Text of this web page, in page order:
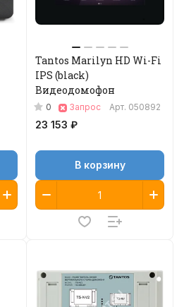
Tantos Marilyn HD Wi-Fi
IPS (black)
Видеодомофон
0 Запрос Арт. 050892
23 153 ₽
В корзину